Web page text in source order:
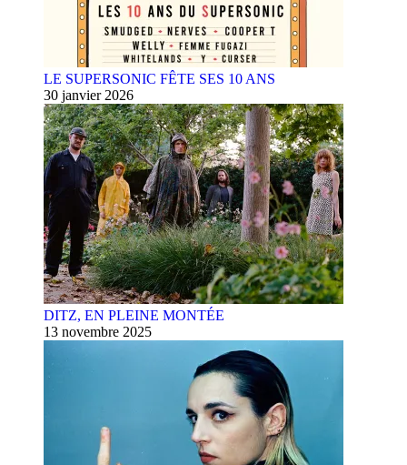
LE SUPERSONIC FÊTE SES 10 ANS
30 janvier 2026
DITZ, EN PLEINE MONTÉE
13 novembre 2025